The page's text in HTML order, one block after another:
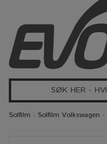
Solfilm › Solfilm Volkswagen ›